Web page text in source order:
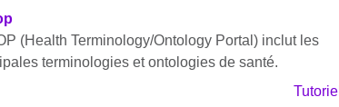
(Health Terminology/Ontology Portal) inclut les
terminologies et ontologies de santé.
Tutoriel